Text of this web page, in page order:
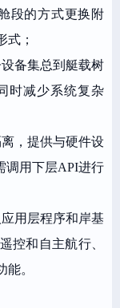
段的方式更换附
式；
备集总到艇载树
时减少系统复杂
，提供与硬件设
调用下层API进行
用层程序和岸基
控和自主航行、
。